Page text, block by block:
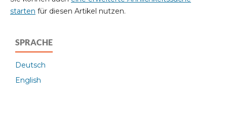
starten für diesen Artikel nutzen.
SPRACHE
Deutsch
English